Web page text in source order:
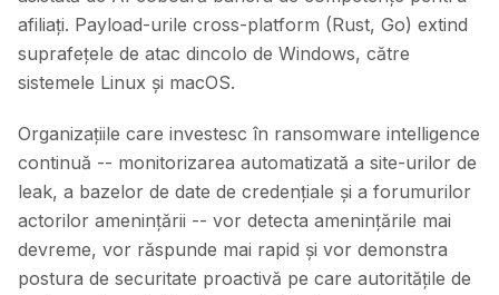
afiliați. Payload-urile cross-platform (Rust, Go) extind
suprafețele de atac dincolo de Windows, către
sistemele Linux și macOS.
Organizațiile care investesc în ransomware intelligence
continuă -- monitorizarea automatizată a site-urilor de
leak, a bazelor de date de credențiale și a forumurilor
actorilor amenințării -- vor detecta amenințările mai
devreme, vor răspunde mai rapid și vor demonstra
postura de securitate proactivă pe care autoritățile de